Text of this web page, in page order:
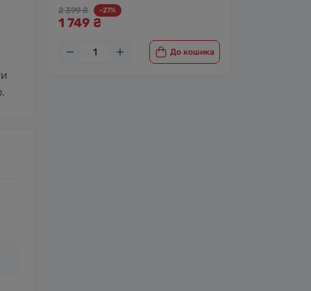
2 399 ₴ -27%
1 749 ₴
До кошика